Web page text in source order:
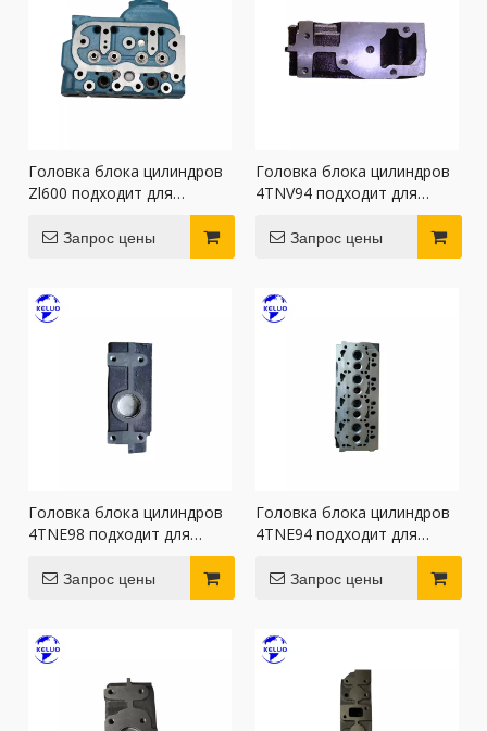
Головка блока цилиндров
Zl600 подходит для
Запрос цены
Головка блока цилиндров
4TNV94 подходит для
Запрос цены
Головка блока цилиндров
4TNE98 подходит для
Запрос цены
Головка блока цилиндров
4TNE94 подходит для
Запрос цены